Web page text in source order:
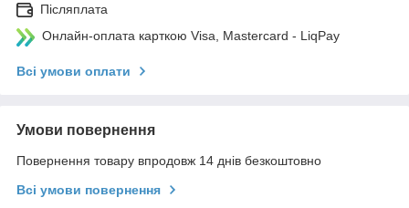
Післяплата
Онлайн-оплата карткою Visa, Mastercard - LiqPay
Всі умови оплати
Умови повернення
Повернення товару впродовж 14 днів безкоштовно
Всі умови повернення